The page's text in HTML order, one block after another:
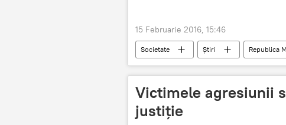
15 Februarie 2016, 15:46
Societate Știri Republica
suspecţi
Victimele agresiunii
justiţie